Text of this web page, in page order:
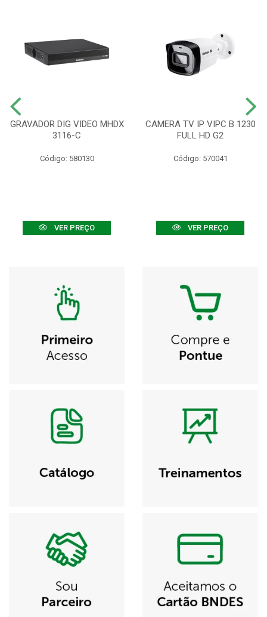
GRAVADOR DIG VIDEO MHDX
3116-C
Código: 580130
VER PREÇO
CAMERA TV IP VIPC B 1230
FULL HD G2
Código: 570041
VER PREÇO